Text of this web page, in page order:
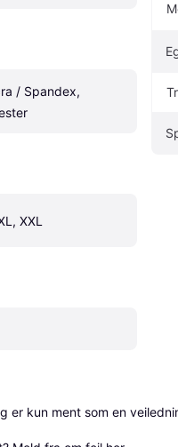
/ Spandex,
XXL
er kun ment som en